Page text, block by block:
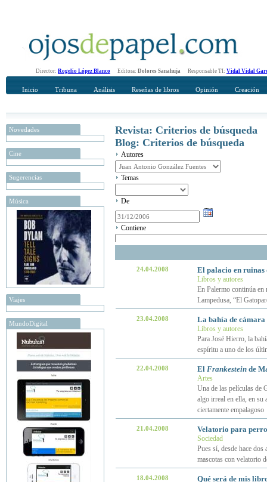
Director: Rogelio López Blanco Editora: Dolores Sanahuja Responsable TI: Vidal Vidal
Inicio Tribuna Análisis Reseñas de libros Opinión Creación
Novedades
Cine
Sugerencias
Música
Viajes
MundoDigital
Revista: Criterios de búsqueda
Blog: Criterios de búsqueda
Autores
Temas
De
Contiene
24.04.2008 El palacio en ruinas
Libros y autores
En Palermo continúa en
Lampedusa, “El
23.04.2008 La bahía de cámara
Libros y autores
Para José Hierro, la
espíritu a uno de los
22.04.2008 El Frankesteinde
Artes
Una de las películas de
algo irreal en ella, en su
ciertamente empalagoso
21.04.2008 Velatorio para
Sociedad
Pues sí, desde hace
mascotas con velatorio
18.04.2008
Qué será de mis